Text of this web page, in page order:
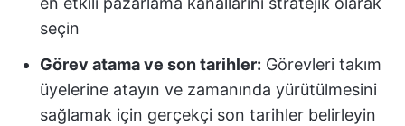
seçin
Görev atama ve son tarihler: Görevleri takım
üyelerine atayın ve zamanında yürütülmesini
sağlamak için gerçekçi son tarihler belirleyin